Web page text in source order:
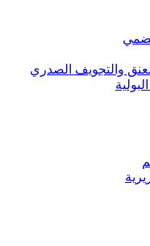
والتجويف الصدري